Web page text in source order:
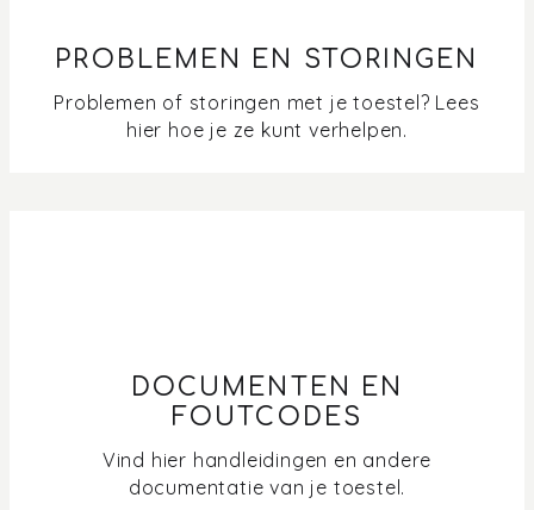
PROBLEMEN EN STORINGEN
Problemen of storingen met je toestel? Lees
hier hoe je ze kunt verhelpen.
DOCUMENTEN EN
FOUTCODES
Vind hier handleidingen en andere
documentatie van je toestel.